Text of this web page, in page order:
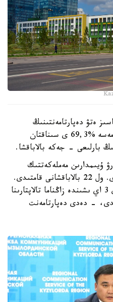
ەتۋ دەپارتامەنتىنىڭ
مالىمەتىنە سۇيەنسەك، 9 ۇيىم نەمەسە %69,3 ى سىناقتان
بارلىعى - جەكە بالاباقشا.
ۇيىمدارىن مەملەكەتتىك
اتتەستاتتاۋ جاڭا فورماتتا ءجۇردى. ول 22 بالاباقشانى قامتىدى.
13 ىنە انىقتالعان كەمشىلىكتەردى 3 اي ىشىندە زاڭناما تالاپتارىنا
- دەدى دەپارتامەنت